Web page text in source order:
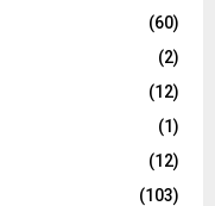
(60)
(2)
(12)
(1)
(12)
(103)